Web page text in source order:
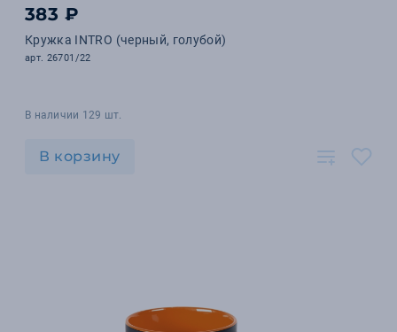
383 ₽
Кружка INTRO (черный, голубой)
арт. 26701/22
В наличии 129 шт.
В корзину